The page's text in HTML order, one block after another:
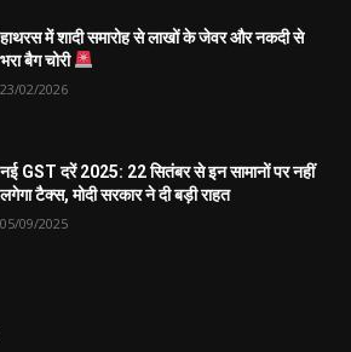
हाथरस में शादी समारोह से लाखों के जेवर और नकदी से
भरा बैग चोरी
23/02/2026
नई GST दरें 2025: 22 सितंबर से इन सामानों पर नहीं
लगेगा टैक्स, मोदी सरकार ने दी बड़ी राहत
05/09/2025